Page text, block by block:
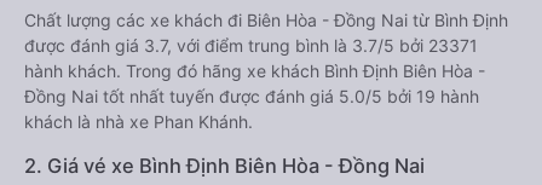
Chất lượng các xe khách đi Biên Hòa - Đồng Nai từ Bình Định
được đánh giá 3.7, với điểm trung bình là 3.7/5 bởi 23371
hành khách. Trong đó hãng xe khách Bình Định Biên Hòa -
Đồng Nai tốt nhất tuyến được đánh giá 5.0/5 bởi 19 hành
khách là nhà xe Phan Khánh.
2. Giá vé xe Bình Định Biên Hòa - Đồng Nai